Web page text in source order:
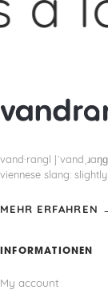
vand·rangl
viennese slang:
MEHR ERFAHREN
INFORMATIONEN
My account